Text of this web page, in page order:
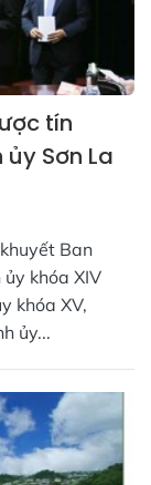
tín
Sơn La
Ban
khóa XIV
khóa XV,
ủy...